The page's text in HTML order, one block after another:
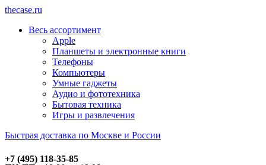
thecase.ru
Весь ассортимент
Apple
Планшеты и электронные книги
Телефоны
Компьютеры
Умные гаджеты
Аудио и фототехника
Бытовая техника
Игры и развлечения
Быстрая доставка по Москве и России
+7 (495) 118-35-85